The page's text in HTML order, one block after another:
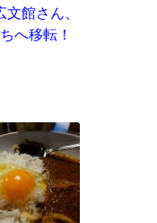
文館さん、
へ移転！